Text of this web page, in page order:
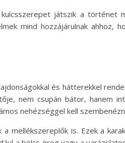
játszik a történet
mind hozzájárulnak ahhoz,
és hátterekkel
nem csupán bátor, hanem
nehézséggel kell
is. Ezek a